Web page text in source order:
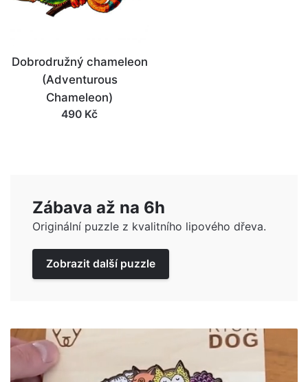
Dobrodružný chameleon
(Adventurous
Chameleon)
490 Kč
Zábava až na 6h
Originální puzzle z kvalitního lipového dřeva.
Zobrazit další puzzle